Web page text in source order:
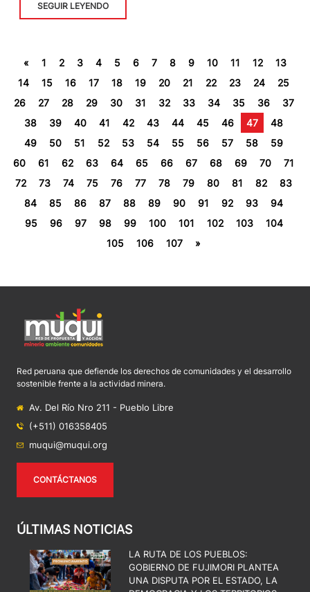
SEGUIR LEYENDO
« 1 2 3 4 5 6 7 8 9 10 11 12
13
14
15 16 17 18 19 20 21 22 23 24
25
26
27 28 29 30 31 32 33 34 35 36
37
38
39 40 41 42 43 44 45 46 47
48
49
50 51 52 53 54 55 56 57 58
59
60
61 62 63 64 65 66 67 68 69 70
71
72
73 74 75 76 77 78 79 80 81 82
83
84
85 86 87 88 89 90 91 92 93
94
95
96 97 98 99 100 101 102 103
104
105
106 107 »
Red peruana que defiende los derechos de comunidades y el desarrollo
sostenible frente a la actividad minera.
Av. Del Río Nro 211 - Pueblo Libre
(+511) 016358405
muqui@muqui.org
CONTÁCTANOS
ÚLTIMAS NOTICIAS
LA RUTA DE LOS PUEBLOS:
GOBIERNO DE FUJIMORI PLANTEA
UNA DISPUTA POR EL ESTADO, LA